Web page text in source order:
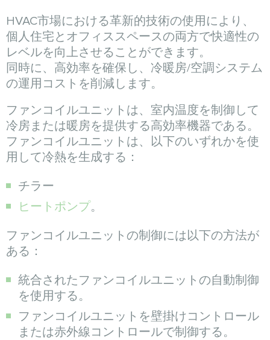
HVAC市場における革新的技術の使用により、
個人住宅とオフィススペースの両方で快適性の
レベルを向上させることができます。
同時に、高効率を確保し、冷暖房/空調システム
の運用コストを削減します。
ファンコイルユニットは、室内温度を制御して
冷房または暖房を提供する高効率機器である。
ファンコイルユニットは、以下のいずれかを使
用して冷熱を生成する：
チラー
ヒートポンプ。
ファンコイルユニットの制御には以下の方法が
ある：
統合されたファンコイルユニットの自動制御
を使用する。
ファンコイルユニットを壁掛けコントロール
または赤外線コントロールで制御する。